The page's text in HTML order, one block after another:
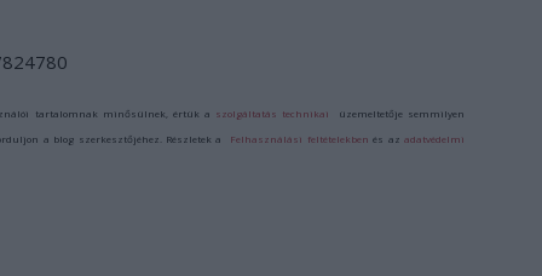
tartalomnak minősülnek, értük a szolgáltatás technikai üzemeltetője semmilyen
a blog szerkesztőjéhez. Részletek a Felhasználási feltételekben és azadatvédelmi